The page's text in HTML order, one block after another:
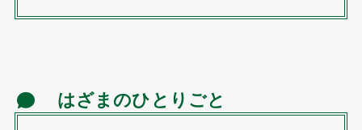
はざまのひとりごと